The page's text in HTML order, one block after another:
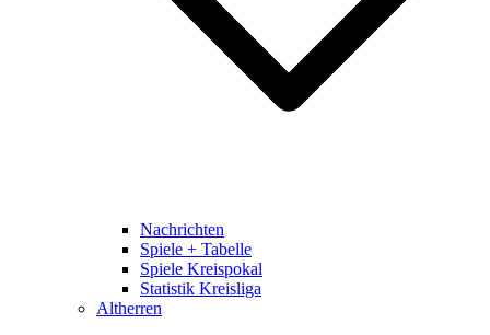
Nachrichten
Spiele + Tabelle
Spiele Kreispokal
Statistik Kreisliga
Altherren